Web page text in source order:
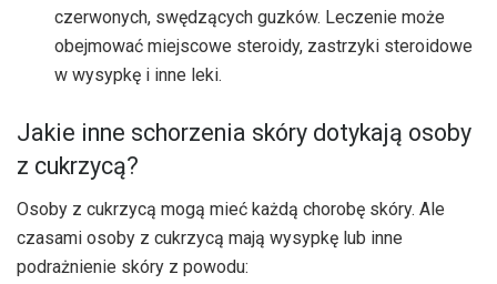
czerwonych, swędzących guzków. Leczenie może
obejmować miejscowe steroidy, zastrzyki steroidowe
w wysypkę i inne leki.
Jakie inne schorzenia skóry dotykają osoby
z cukrzycą?
Osoby z cukrzycą mogą mieć każdą chorobę skóry. Ale
czasami osoby z cukrzycą mają wysypkę lub inne
podrażnienie skóry z powodu: